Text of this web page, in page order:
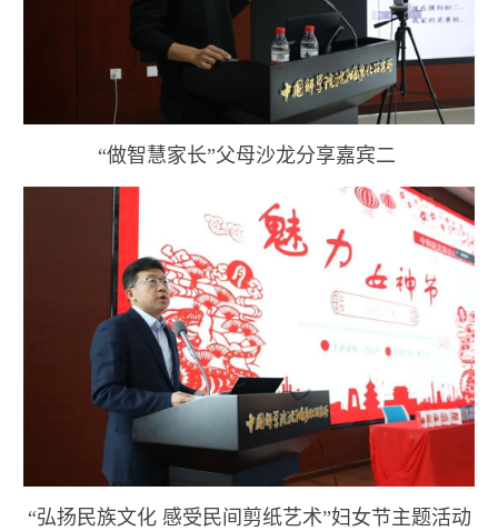
“做智慧家长”父母沙龙分享嘉宾二
“弘扬民族文化 感受民间剪纸艺术”妇女节主题活动